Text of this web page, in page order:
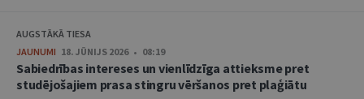
AUGSTĀKĀ TIESA
JAUNUMI 18. JŪNIJS 2026 • 08:19
Sabiedrības intereses un vienlīdzīga attieksme pret
studējošajiem prasa stingru vēršanos pret plaģiātu